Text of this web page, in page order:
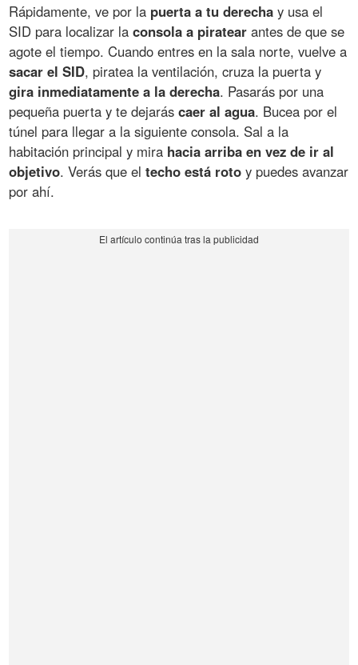
Rápidamente, ve por la puerta a tu derecha y usa el
SID para localizar laconsola a piratear antes de que se
agote el tiempo. Cuando entres en la sala norte, vuelve a
sacar el SID, piratea la ventilación, cruza la puerta y
gira inmediatamente a la derecha. Pasarás por una
pequeña puerta y te dejaráscaer al agua. Bucea por el
túnel para llegar a la siguiente consola. Sal a la
habitación principal y mira hacia arriba en vez de ir al
objetivo. Verás que eltecho está roto y puedes avanzar
por ahí.